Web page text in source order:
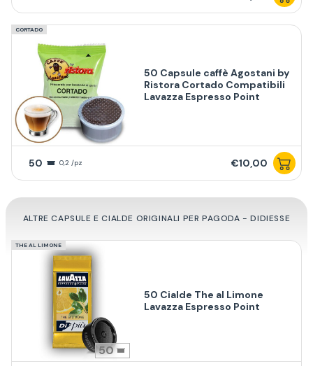
CORTADO
50 Capsule caffè Agostani by
Ristora Cortado Compatibili
Lavazza Espresso Point
50 0,2 /pz €10,00
ALTRE CAPSULE E CIALDE ORIGINALI PER PAGODA - DIDIESSE
THE AL LIMONE
50
50 Cialde The al Limone
Lavazza Espresso Point